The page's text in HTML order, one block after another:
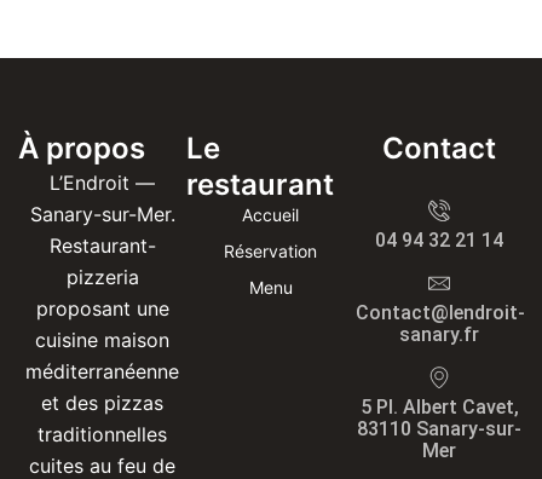
À propos
L’Endroit —
Sanary-sur-Mer.
Restaurant-
pizzeria
proposant une
cuisine maison
méditerranéenne
et des pizzas
traditionnelles
cuites au feu de
Le
restaurant
Accueil
Réservation
Menu
Contact
04 94 32 21 14
Contact@lendroit-
sanary.fr
5 Pl. Albert Cavet,
83110 Sanary-sur-
Mer